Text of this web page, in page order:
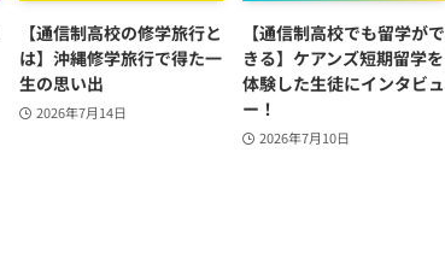
【通信制高校の修学旅行と
は】沖縄修学旅行で得た一
生の思い出
2026年7月14日
【通信制高校でも留学がで
きる】ケアンズ短期留学を
体験した生徒にインタビュ
ー！
2026年7月10日